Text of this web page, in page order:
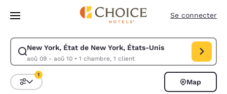
Sauter à Contenu Principal
Se connecter
New York, État de New York, États-Unis
aoû 09 - aoû 10• 1 chambre, 1 client
Modifier la recherche pour New York, État de New York, États-Unis.
Triez et filtrez
1
Map